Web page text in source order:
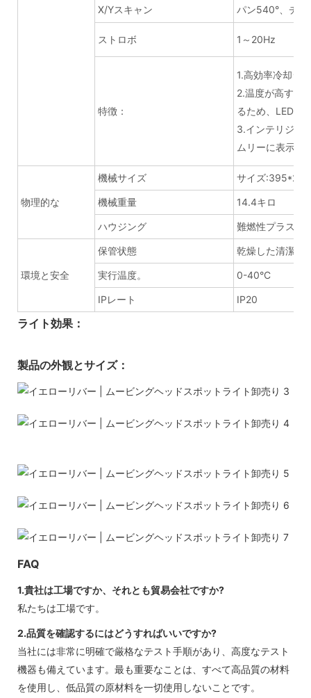
X/Yスキャン パン540°、チル
ストロボ 1～20Hz
特徴：
1.高効率冷却シ
2.温度が高すぎ
るため、LED
3.インテリジェ
ムリーに表示し
物理的な
機械サイズ サイズ
機械重量 14.4キロ
ハウジング 難燃性プラスチ
環境と安全
保管状態 乾燥した清潔な
実行温度。 0-40°C
IPレート IP20
ライト効果：
製品の外観とサイズ：
FAQ
1.貴社は工場ですか、それとも貿易会社ですか?
私たちは工場です。
2.品質を確認するにはどうすればいいですか?
当社には非常に明確で厳格なテスト手順があり、高度なテスト
機器も備えています。最も重要なことは、すべて高品質の材料
を使用し、低品質の原材料を一切使用しないことです。